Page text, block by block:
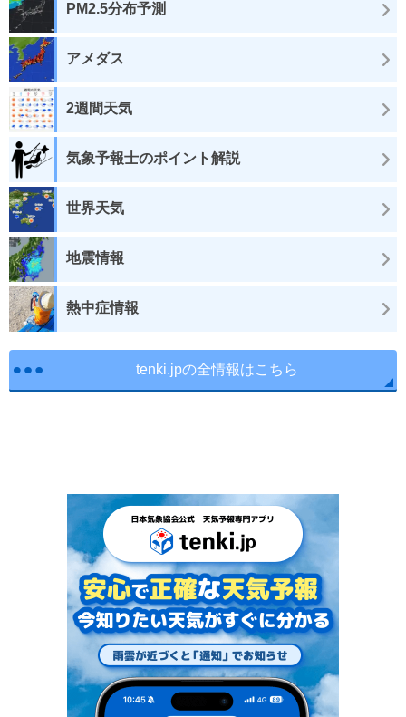
PM2.5分布予測
アメダス
2週間天気
気象予報士のポイント解説
世界天気
地震情報
熱中症情報
tenki.jpの全情報はこちら